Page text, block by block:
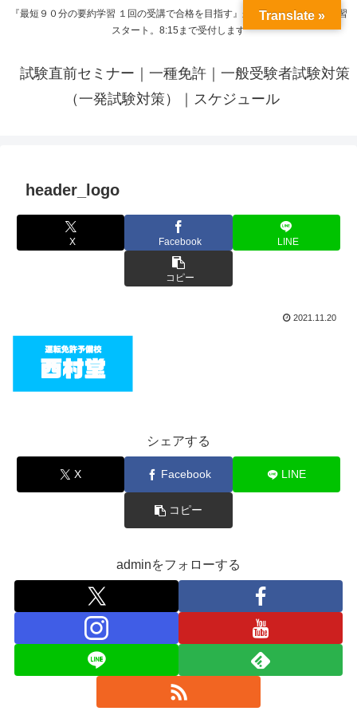
『最短９０分の要約学習 １回の受講で合格を目指す』来呼応した時間から学習
スタート。8:15まで受付します
試験直前セミナー｜一種免許｜一般受験者試験対策
（一発試験対策）｜スケジュール
header_logo
X Facebook LINE
コピー
2021.11.20
シェアする
X Facebook LINE
コピー
adminをフォローする
Translate »